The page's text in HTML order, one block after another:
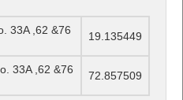
33A ,62 &76
19.135449
33A ,62 &76
72.857509